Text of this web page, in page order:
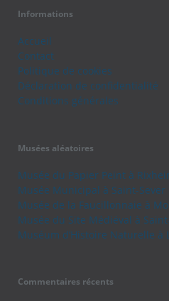
Informations
Accueil
Contact
Politique de cookies
Déclaration de confidentialité
Conditions générales
Musées aléatoires
Musée du Papier Peint à
Musée Municipal à Saint-Sever
Musée de la Faucillonnaie à
Musée du Site Médiéval à
Muséum d’Histoire Naturelle à
Commentaires récents